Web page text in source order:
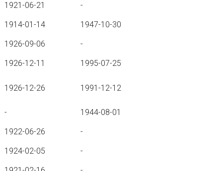
1921-06-21 -
1914-01-14 1947-10-30
1926-09-06 -
1926-12-11
1995-07-25
1926-12-26 1991-12-12
- 1944-08-01
1922-06-26 -
1924-02-05 -